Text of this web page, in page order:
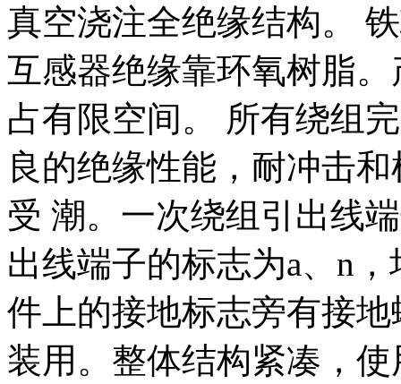
真空浇注全绝缘结构。
互感器绝缘靠环氧树脂
占有限空间。 所有绕组
良的绝缘性能，耐冲击
受 潮。一次绕组引出线
出线端子的标志为a、n
件上的接地标志旁有接
装用。整体结构紧凑，